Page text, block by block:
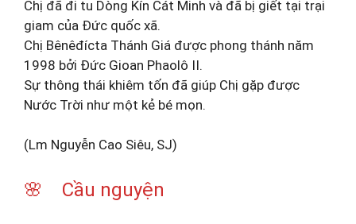
Chị đã đi tu Dòng Kín Cát Minh và đã bị giết tại trại
giam của Đức quốc xã.
Chị Bênêđícta Thánh Giá được phong thánh năm
1998 bởi Đức Gioan Phaolô II.
Sự thông thái khiêm tốn đã giúp Chị gặp được
Nước Trời như một kẻ bé mọn.
(Lm Nguyễn Cao Siêu, SJ)
🌸 Cầu nguyện